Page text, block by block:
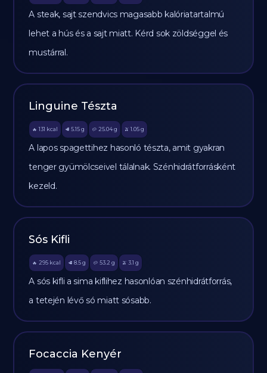
A steak, sajt szendvics magasabb kalóriatartalmú
lehet a hús és a sajt miatt. Kérd sok zöldséggel és
mustárral.
Linguine Tészta
🔥 131 kcal 🥩 5.15 g 🥔 25.04g 🫒 1.05 g
A lapos spagettihez hasonló tészta, amit gyakran
tenger gyümölcseivel tálalnak. Szénhidrátforrásként
kezeld.
Sós Kifli
🔥 295 kcal 🥩 8.5 g 🥔 53.2 g 🫒 3.1 g
A sós kifli a sima kiflihez hasonlóan szénhidrátforrás,
a tetején lévő só miatt sósabb.
Focaccia Kenyér